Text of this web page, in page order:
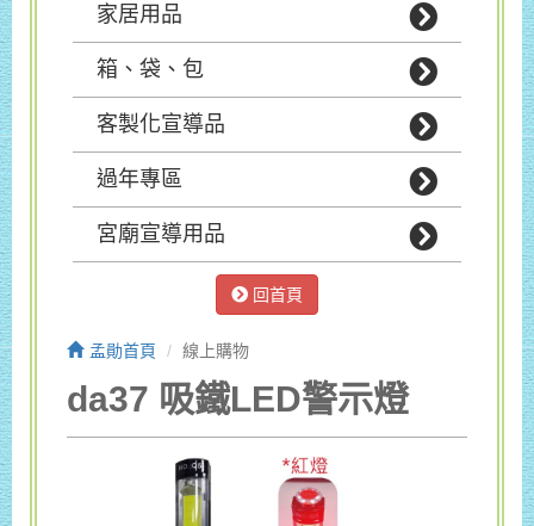
家居用品
箱、袋、包
客製化宣導品
過年專區
宮廟宣導用品
回首頁
孟勛首頁 線上購物
da37 吸鐵LED警示燈